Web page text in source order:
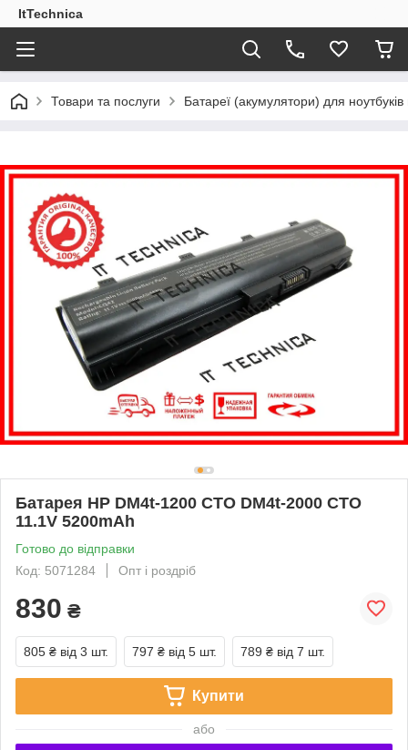
ItTechnica
Товари та послуги Батареї (акумулятори) для
Батарея HP DM4t-1200 CTO DM4t-2000 CTO
11.1V 5200mAh
Готово до відправки
Код: 5071284
Опт і роздріб
830 ₴
805 ₴ від 3 шт. 797 ₴ від 5 шт. 789 ₴ від 7 шт.
Купити
або